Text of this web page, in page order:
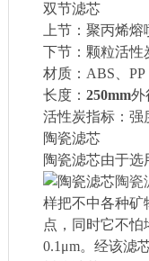
双节滤芯
上节：聚丙烯
下节：颗粒活性
材质：ABS、PP
长度： 250mm外
活性炭指标：强
陶瓷滤芯
陶瓷滤芯由于
陶瓷
样把不中各种矿
点，同时它不
0.1μm。经该滤